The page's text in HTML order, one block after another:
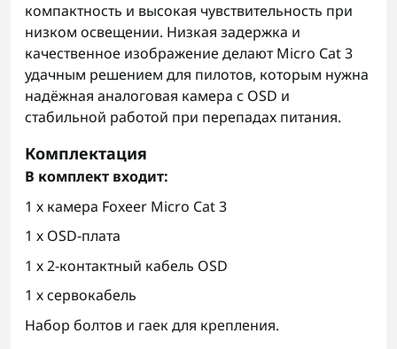
компактность и высокая чувствительность при
низком освещении. Низкая задержка и
качественное изображение делают Micro Cat 3
удачным решением для пилотов, которым нужна
надёжная аналоговая камера с OSD и
стабильной работой при перепадах питания.
Комплектация
В комплект входит:
1 х камера Foxeer Micro Cat 3
1 х OSD-плата
1 х 2-контактный кабель OSD
1 х сервокабель
Набор болтов и гаек для крепления.